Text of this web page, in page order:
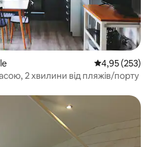
Середня
4,95 (253)
2 хвилини від пляжів/порту